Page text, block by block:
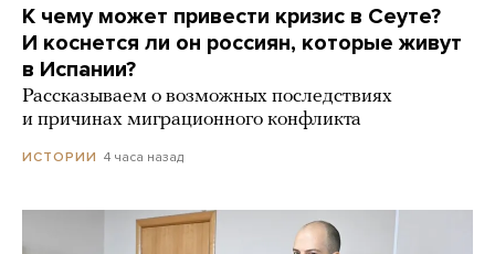
К чему может привести кризис в Сеуте?
И коснется ли он россиян, которые живут
в Испании?
Рассказываем о возможных последствиях
и причинах миграционного конфликта
ИСТОРИИ 4 часа назад